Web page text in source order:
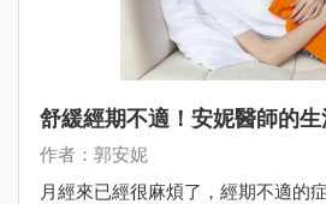
舒緩經期不適！安妮醫師的
作者：郭安妮
月經來已經很麻煩了，經期不適的